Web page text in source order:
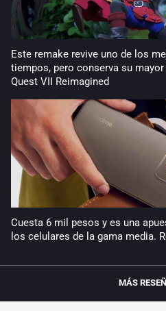
Este remake revive uno de los
tiempos, pero conserva su
Quest VII Reimagined
Cuesta 6 mil pesos y es una
los celulares de la gama media.
MÁS